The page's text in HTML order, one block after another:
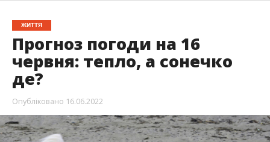
ЖИТТЯ
Прогноз погоди на 16
червня: тепло, а сонечко
де?
Опубліковано 16.06.2022